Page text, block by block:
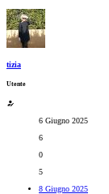
tizia
Utente
6 Giugno 2025
6
0
5
8 Giugno 2025